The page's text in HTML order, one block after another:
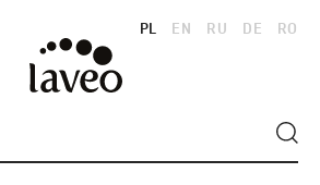
PL EN RU DE RO